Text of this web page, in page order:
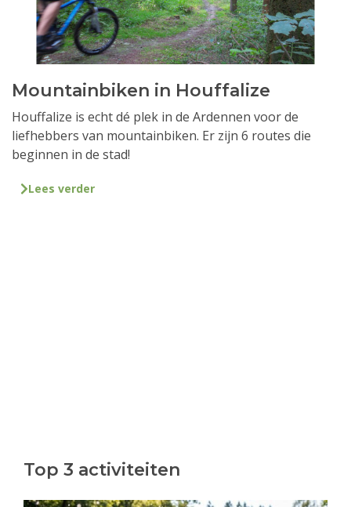
Mountainbiken in Houffalize
Houffalize is echt dé plek in de Ardennen voor de
liefhebbers van mountainbiken. Er zijn 6 routes die
beginnen in de stad!
Lees verder
Top 3 activiteiten